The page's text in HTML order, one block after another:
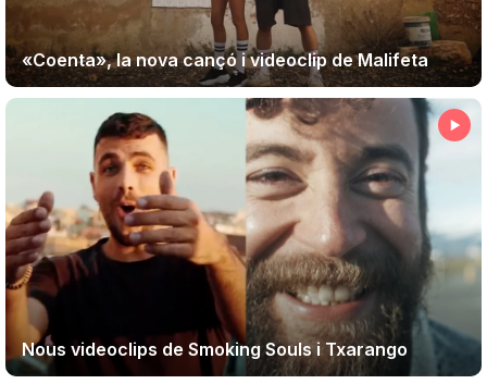
«Coenta», la nova cançó i videoclip de Malifeta
Nous videoclips de Smoking Souls i Txarango